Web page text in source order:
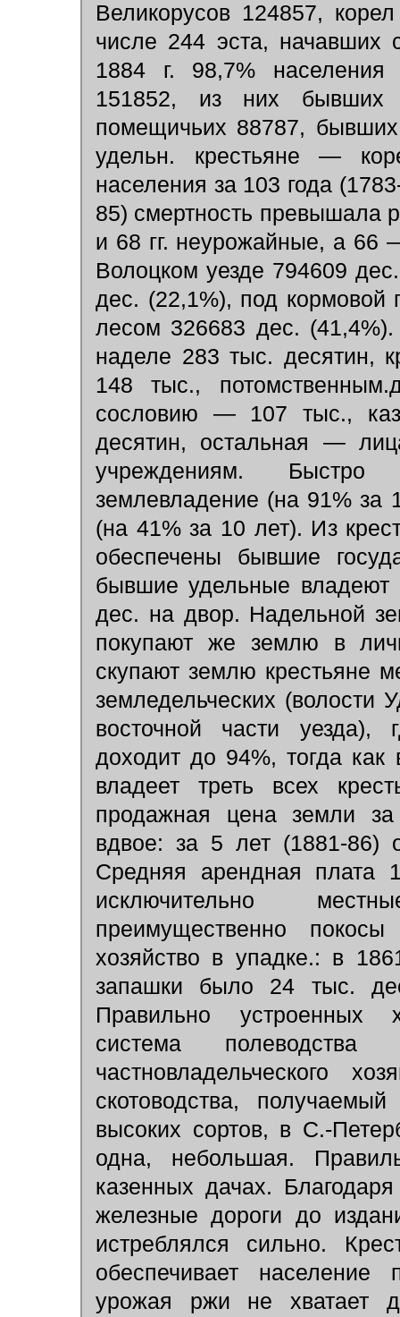
Великорусов 124857,
числе 244 эста, начавших
1884 г. 98,7% населения
151852, из них бывших
помещичьих 88787,
удельн. крестьяне —
населения за 103 года
85) смертность превышала
и 68 гг. неурожайные, а
Волоцком уезде 794609
дес. (22,1%), под
лесом 326683 дес.
наделе 283 тыс. десятин,
148 тыс.,
сословию — 107 тыс.,
десятин, остальная —
учреждениям. Быстро
землевладение (на 91% за
(на 41% за 10 лет). Из
обеспечены бывшие
бывшие удельные
дес. на двор. Надельной
покупают же землю в
скупают землю крестьяне
земледельческих (волости
восточной части уезда),
доходит до 94%, тогда
владеет треть всех
продажная цена земли за
вдвое: за 5 лет (1881-86)
Средняя арендная
исключительно
преимущественно
хозяйство в упадке.: в
запашки было 24 тыс.
Правильно устроенных
система
частновладельческого
скотоводства,
высоких сортов, в С.-
одна, небольшая.
казенных дачах.
железные дороги до
истреблялся сильно.
обеспечивает население
урожая ржи не хватает